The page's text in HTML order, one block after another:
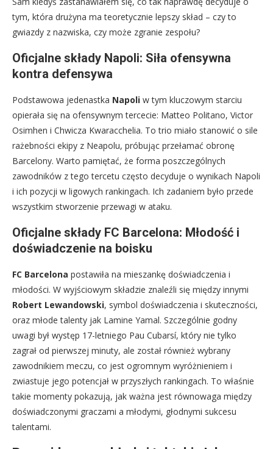
tym, która drużyna ma teoretycznie lepszy skład – czy to
gwiazdy z nazwiska, czy może zgranie zespołu?
Oficjalne składy Napoli: Siła ofensywna
kontra defensywa
Podstawowa jedenastka Napoli w tym kluczowym starciu
opierała się na ofensywnym tercecie: Matteo Politano, Victor
Osimhen i Chwicza Kwaracchelia. To trio miało stanowić o sile
rażebności ekipy z Neapolu, próbując przełamać obronę
Barcelony. Warto pamiętać, że forma poszczególnych
zawodników z tego tercetu często decyduje o wynikach Napoli
i ich pozycji w ligowych rankingach. Ich zadaniem było przede
wszystkim stworzenie przewagi w ataku.
Oficjalne składy FC Barcelona: Młodość i
doświadczenie na boisku
FC Barcelona postawiła na mieszankę doświadczenia i
młodości. W wyjściowym składzie znaleźli się między innymi
Robert Lewandowski, symbol doświadczenia i skuteczności,
oraz młode talenty jak Lamine Yamal. Szczególnie godny
uwagi był występ 17-letniego Pau Cubarsí, który nie tylko
zagrał od pierwszej minuty, ale został również wybrany
zawodnikiem meczu, co jest ogromnym wyróżnieniem i
zwiastuje jego potencjał w przyszłych rankingach. To właśnie
takie momenty pokazują, jak ważna jest równowaga między
doświadczonymi graczami a młodymi, głodnymi sukcesu
talentami.